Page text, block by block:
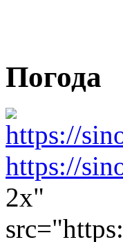
Погода
https://
2x"